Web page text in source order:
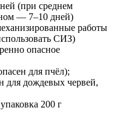
(при среднем
— 7–10 дней)
работы
СИЗ)
опасное
для пчёл);
для дождевых червей,
200 г